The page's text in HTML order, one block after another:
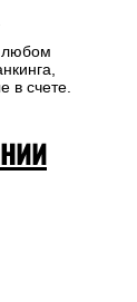
любом
в счете.